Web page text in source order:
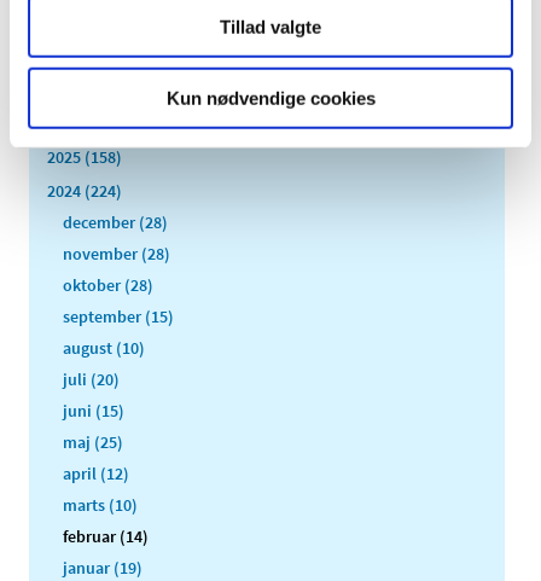
Tillad valgte
Kun nødvendige cookies
2026 (84)
2025 (158)
2024 (224)
december (28)
november (28)
oktober (28)
september (15)
august (10)
juli (20)
juni (15)
maj (25)
april (12)
marts (10)
februar (14)
januar (19)